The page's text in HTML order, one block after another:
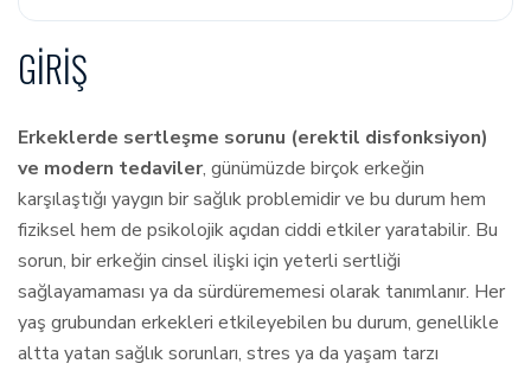
GIRIŞ
Erkeklerde sertleşme sorunu (erektil disfonksiyon)
ve modern tedaviler, günümüzde birçok erkeğin
karşılaştığı yaygın bir sağlık problemidir ve bu durum hem
fiziksel hem de psikolojik açıdan ciddi etkiler yaratabilir. Bu
sorun, bir erkeğin cinsel ilişki için yeterli sertliği
sağlayamaması ya da sürdürememesi olarak tanımlanır. Her
yaş grubundan erkekleri etkileyebilen bu durum, genellikle
altta yatan sağlık sorunları, stres ya da yaşam tarzı